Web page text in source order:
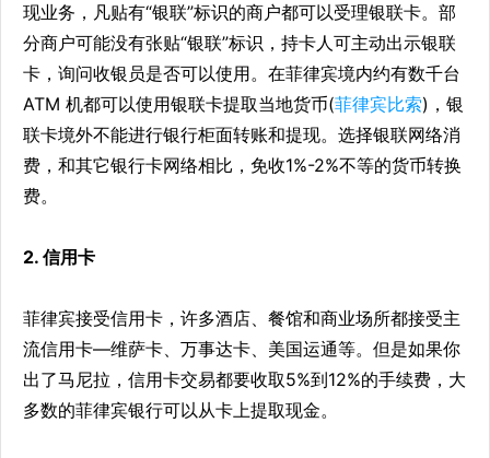
现业务，凡贴有“银联”标识的商户都可以受理银联卡。部
分商户可能没有张贴“银联”标识，持卡人可主动出示银联
卡，询问收银员是否可以使用。在菲律宾境内约有数千台
ATM 机都可以使用银联卡提取当地货币(菲律宾比索)，银
联卡境外不能进行银行柜面转账和提现。选择银联网络消
费，和其它银行卡网络相比，免收1%-2%不等的货币转换
费。
2. 信用卡
菲律宾接受信用卡，许多酒店、餐馆和商业场所都接受主
流信用卡—维萨卡、万事达卡、美国运通等。但是如果你
出了马尼拉，信用卡交易都要收取5%到12%的手续费，大
多数的菲律宾银行可以从卡上提取现金。